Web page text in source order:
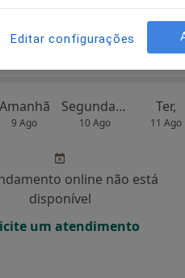
Amanhã
9 Ago
Segunda-feira
10 Ago
Ter,
11 Ago
online não está
disponível
um atendimento
Editar configurações